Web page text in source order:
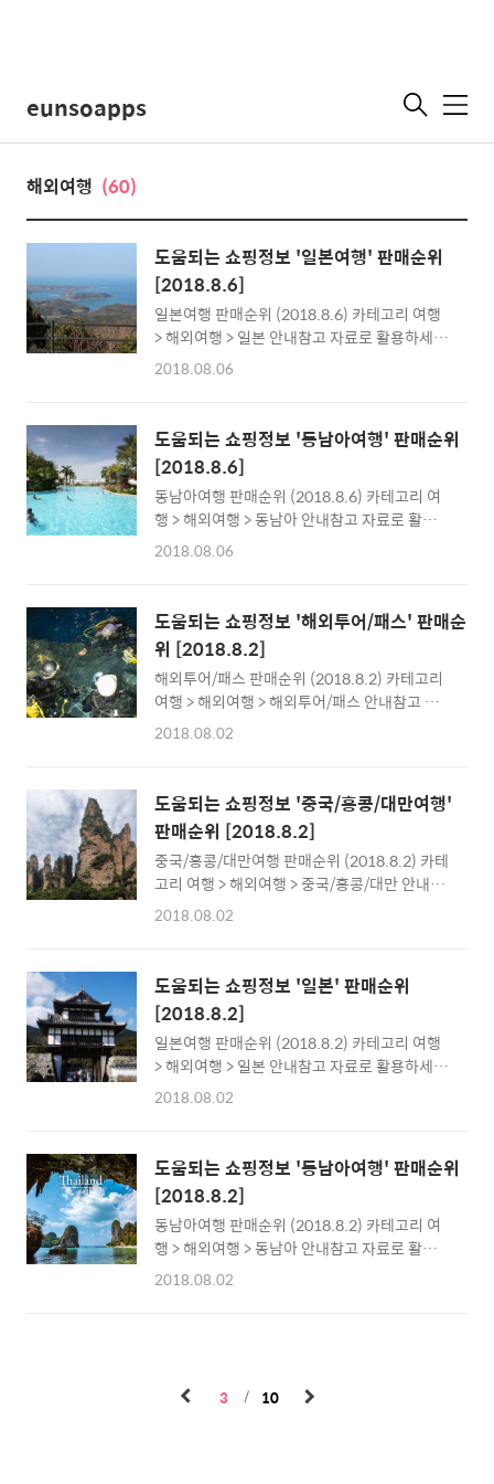
eunsoapps 메
해외여행 (60)
도움되는 쇼핑정보 '일본여행' 판매순위
[2018.8.6]
일본여행 판매순위 (2018.8.6) 카테고리 여행
> 해외여행 > 일본 안내참고 자료로 활용하세요
최저가는 시점에 따라 다를 수 있습니다.특정제
아늑하고 따듯하게 [대마도에코투어] 우아안 곳
으로 대마도패키지여행사 특별가가격99,000
원몰명하나투어리더투어2위가성비최고 강력
추천 [대마도1박2일여행경비] 여름휴가 시원한
곳 추천 대마도 해외여행지추천/가볼만한 여행
지추천 일본경비가격129,000원몰명하나투어
딜추천 할인 특가 부산출발 강력추천 지금이기
회가격119,000원몰명모두투어땡처리4위대마
도홈쇼핑 투어 특별가 부산출발 대마도여행 패
키지 출발..
2018.08.06
도움되는 쇼핑정보 '동남아여행' 판매순위
[2018.8.6]
동남아여행 판매순위 (2018.8.6) 카테고리 여
행 > 해외여행 > 동남아 안내참고 자료로 활용하
세요최저가는 시점에 따라 다를 수 있습니다.특
리조트식7회+호핑투어+왕복픽업가격
549,000원몰명티몬2위세부 특급 샹그릴라★
얼리버드 세미팩! /// 리조트식5회+발마사지
+특식 등가격679,000원몰명티몬3위인천/대
구出 세부 비리조트 세미패키지 /// 리모델링완
료★스톤마사지등 특전!가격369,000원몰명티
464,070원몰명티몬5위팔라완 호핑+워터파크
+반딧불+1일자유 /// 완벽힐링패키지♥특전빵
빵가격549,000원몰명티몬6위[부산出/방콕
+파타야..
2018.08.06
도움되는 쇼핑정보 '해외투어/패스' 판매순
위 [2018.8.2]
해외투어/패스 판매순위 (2018.8.2) 카테고리
여행 > 해외여행 > 해외투어/패스 안내참고 자
료로 활용하세요최저가는 시점에 따라 다를 수
터 아쿠아스타 /// 수중 스쿠터/아쿠아스타 이용
권가격65,550원몰명티몬2위괌 에매랄드 바닷
속 산책 괌 씨워커 오리지널 (무료픽업+스노클
링/패달보트/카약)가격21,800원몰명G마켓3
위[당일발송] 오사카 유니버셜스튜디오 재팬 입
장권가격55,200원몰명11번가4위[대마도 일
[실물 무료 배송] 오사카 주유패스 1일권/2일권
가격24,500원몰명11번가6위[동남아 태국 방
콕]태국 현지투어,..
2018.08.02
도움되는 쇼핑정보 '중국/홍콩/대만여행'
판매순위 [2018.8.2]
중국/홍콩/대만여행 판매순위 (2018.8.2) 카테
고리 여행 > 해외여행 > 중국/홍콩/대만 안내참
고 자료로 활용하세요최저가는 시점에 따라 다
패키지투어 장사 장가계 원가계 + 천문산 5일
여행비용 여행코스 장가계백룡엘리베이터 싸게
가기 장가계패키지여행 저렴한여행 아동 알뜰
여행 4인 펙키지 3인가격399,000원몰명모두
투어패키지여행몰2위특가모음 몽골여행 [초원
과 에메랄드 강변] NEW 궁갈로트/테를지 몽골
몰명모두투어여행3위홍콩여행전문 긴급모객
땡처리여행 인기상품 [외국관광명소] ♥나를위
한선물♥ 품격있게 즐기는 2박3일 핫딜추천..
2018.08.02
도움되는 쇼핑정보 '일본' 판매순위
[2018.8.2]
일본여행 판매순위 (2018.8.2) 카테고리 여행
> 해외여행 > 일본 안내참고 자료로 활용하세요
최저가는 시점에 따라 다를 수 있습니다.특정제
지 일본 대마도 1박2일 여행 패키지 대마도2일
해산물BBQ/해수온천욕포함가격129,000원몰
명모두투어여행2위대마도홈쇼핑여행 패키지 2
박3일편성표 부산출발 일본 대마도 2박3일 여
행 패키지 대마도3일 해산물BBQ/해수온천욕
포함 대마도여행경비 TV홈쇼핑여행상품 가족
가가격99,000원몰명하나투어리더투어4위..
2018.08.02
도움되는 쇼핑정보 '동남아여행' 판매순위
[2018.8.2]
동남아여행 판매순위 (2018.8.2) 카테고리 여
행 > 해외여행 > 동남아 안내참고 자료로 활용하
세요최저가는 시점에 따라 다를 수 있습니다.특
329,000원몰명위메프3위싱가포르 세미패키
지★끝판왕 등장! /// 최대12만원할인★2인이
2018.08.02
3 10